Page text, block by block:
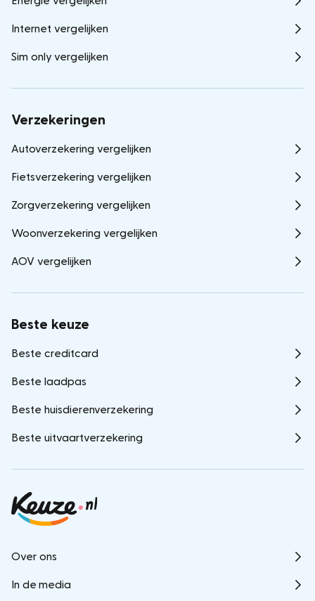
Over ons
In de media
Internet vergelijken
Sim only vergelijken
Verzekeringen
Autoverzekering vergelijken
Fietsverzekering vergelijken
Zorgverzekering vergelijken
Woonverzekering vergelijken
AOV vergelijken
Beste keuze
Beste creditcard
Beste laadpas
Beste huisdierenverzekering
Beste uitvaartverzekering